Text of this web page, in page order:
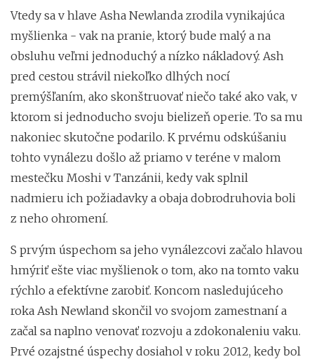
Vtedy sa v hlave Asha Newlanda zrodila vynikajúca
myšlienka - vak na pranie, ktorý bude malý a na
obsluhu veľmi jednoduchý a nízko nákladový. Ash
pred cestou strávil niekoľko dlhých nocí
premýšľaním, ako skonštruovať niečo také ako vak, v
ktorom si jednoducho svoju bielizeň operie. To sa mu
nakoniec skutočne podarilo. K prvému odskúšaniu
tohto vynálezu došlo až priamo v teréne v malom
mestečku Moshi v Tanzánii, kedy vak splnil
nadmieru ich požiadavky a obaja dobrodruhovia boli
z neho ohromení.
S prvým úspechom sa jeho vynálezcovi začalo hlavou
hmýriť ešte viac myšlienok o tom, ako na tomto vaku
rýchlo a efektívne zarobiť. Koncom nasledujúceho
roka Ash Newland skončil vo svojom zamestnaní a
začal sa naplno venovať rozvoju a zdokonaleniu vaku.
Prvé ozajstné úspechy dosiahol v roku 2012, kedy bol